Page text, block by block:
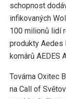
schopnost
infikovaných
100 milionů lidí
produkty Aedes
komárů AEDES
Továrna Oxitec
na Call of